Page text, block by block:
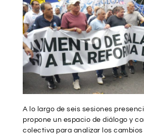
A lo largo de seis sesiones
propone un espacio de diálogo y
colectiva para analizar los cambios